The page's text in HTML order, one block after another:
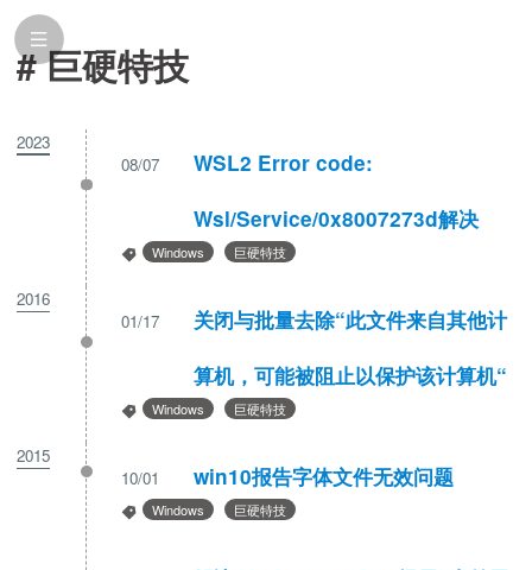
# 巨硬特技
2023
08/07
WSL2 Error code:
Wsl/Service/0x8007273d解决
Windows 巨硬特技
2016
01/17
关闭与批量去除“此文件来自其他计
算机，可能被阻止以保护该计算机“
Windows 巨硬特技
2015
10/01
win10报告字体文件无效问题
Windows 巨硬特技